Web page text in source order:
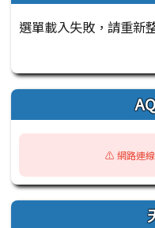
選單載入失敗，請重新
⚠️ 網路連